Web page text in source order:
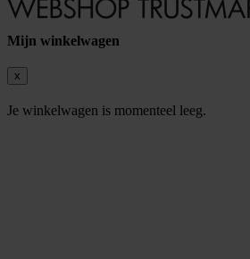
Mijn winkelwagen
x
Je winkelwagen is momenteel leeg.